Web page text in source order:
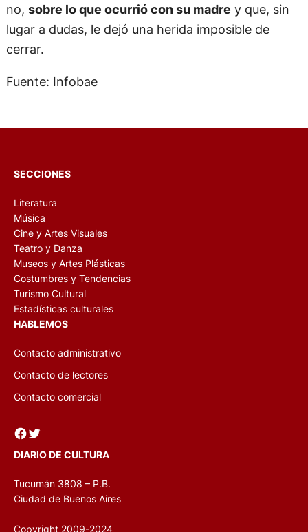
no, sobre lo que ocurrió con su madre y que, sin
lugar a dudas, le dejó una herida imposible de
cerrar.
Fuente: Infobae
SECCIONES
Literatura
Música
Cine y Artes Visuales
Teatro y Danza
Museos y Artes Plásticas
Costumbres y Tendencias
Turismo Cultural
Estadísticas culturales
HABLEMOS
Contacto administrativo
Contacto de lectores
Contacto comercial
Facebook Twitter
DIARIO DE CULTURA
Tucumán 3808 – P.B.
Ciudad de Buenos Aires
Copyright 2009-2024